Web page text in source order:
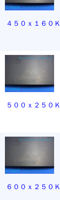
４５０ｘ１６０Ｋ
５００ｘ２５０Ｋ
６００ｘ２５０Ｋ